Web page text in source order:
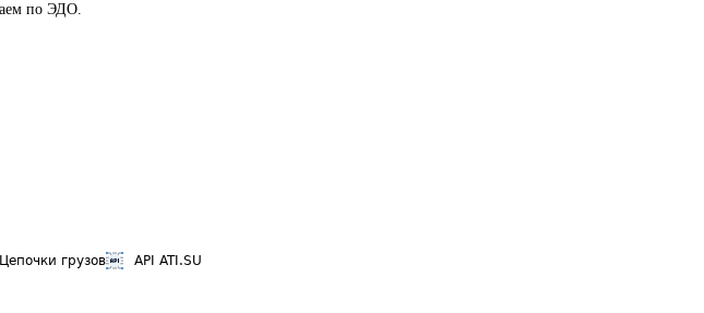
Цепочки грузов API ATI.SU